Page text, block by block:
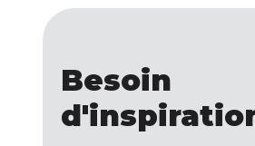
Besoin